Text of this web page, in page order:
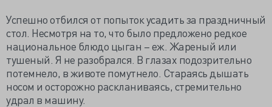
Успешно отбился от попыток усадить за праздничный
стол. Несмотря на то, что было предложено редкое
национальное блюдо цыган – еж. Жареный или
тушеный. Я не разобрался. В глазах подозрительно
потемнело, в животе помутнело. Стараясь дышать
носом и осторожно раскланиваясь, стремительно
удрал в машину.